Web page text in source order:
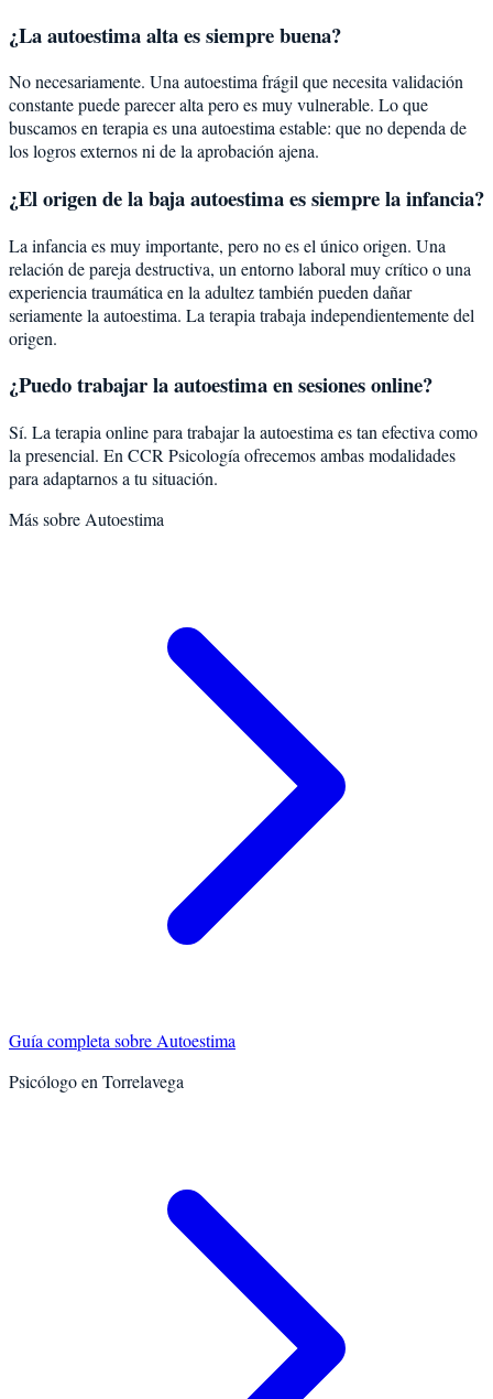
¿La autoestima alta es siempre buena?
No necesariamente. Una autoestima frágil que necesita validación
constante puede parecer alta pero es muy vulnerable. Lo que
buscamos en terapia es una autoestima estable: que no dependa de
los logros externos ni de la aprobación ajena.
¿El origen de la baja autoestima es siempre la infancia?
La infancia es muy importante, pero no es el único origen. Una
relación de pareja destructiva, un entorno laboral muy crítico o una
experiencia traumática en la adultez también pueden dañar
seriamente la autoestima. La terapia trabaja independientemente del
origen.
¿Puedo trabajar la autoestima en sesiones online?
Sí. La terapia online para trabajar la autoestima es tan efectiva como
la presencial. En CCR Psicología ofrecemos ambas modalidades
para adaptarnos a tu situación.
Más sobre Autoestima
Guía completa sobre Autoestima
Psicólogo en Torrelavega